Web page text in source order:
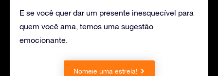
E se você quer dar um presente inesquecível para
quem você ama, temos uma sugestão
emocionante.
Nomeie uma estrela!